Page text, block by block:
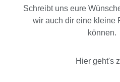
Schreibt uns eure
wir auch dir eine kleine
können.
Hier geht's